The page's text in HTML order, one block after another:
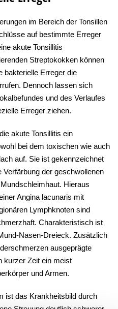
im Bereich der Tonsillen
auf bestimmte Erreger
akute Tonsillitis
Streptokokken können
bakterielle Erreger die
Dennoch lassen sich
und des Verlaufes
Erreger ziehen.
akute Tonsillitis ein
bei dem toxischen wie auch
auf. Sie ist gekennzeichnet
der geschwollenen
Hieraus
Angina lacunaris mit
Lymphknoten sind
Charakteristisch ist
Nasen-Dreieck. Zusätzlich
ausgeprägte
kurzer Zeit ein meist
und Armen.
ist das Krankheitsbild durch